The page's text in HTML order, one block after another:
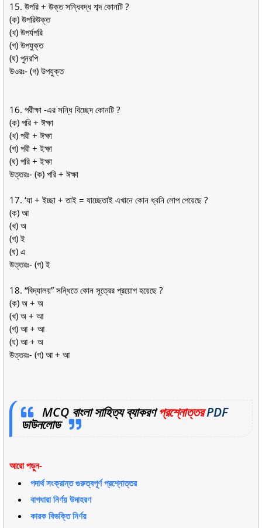
15. উপরি + উক্ত সন্ধিবদ্ধ শব্দ কোনটি ?
(ক) উপরিউক্ত
(খ) উপর্যপরি
(গ) উপযুক্ত
(ঘ) পুনরপি
উওরঃ- (গ) উপযুক্ত
16. পরীক্ষা -এর সন্ধি বিচ্ছেদ কোনটি ?
(ক) পরি + ঈক্ষা
(খ) পরী + ঈক্ষা
(গ) পরী + ইক্ষা
(ঘ) পরি + ইক্ষা
উত্তরঃ- (ক) পরি + ঈক্ষা
17. ‘যা + ইচ্ছা + তাই = যাচ্ছেতাই এখানে কোন ধ্বনি লােপ পেয়েছে ?
(ক) আ
(খ) অ
(গ) ই
(ঘ) এ
উত্তরঃ- (গ) ই
18. “বিদ্যালয়” সন্ধিতে কোন সূত্রের প্রয়ােগ হয়েছে ?
(ক) অ + অ
(খ) অ + আ
(গ) আ + আ
(ঘ) আ + অ
উত্তরঃ- (গ) আ + আ
MCQ বাংলা সাহিত্য ব্যাকরণপ্রশ্নোত্তরPDF
ডাউনলোড
আরো পড়ুন-
পদার্থ সংক্রান্ত গুরুত্বপূর্ণ প্রশ্নোত্তর
বাগধারা নির্ণয় উদাহরণ
কারক বিভক্তি নির্ণয়